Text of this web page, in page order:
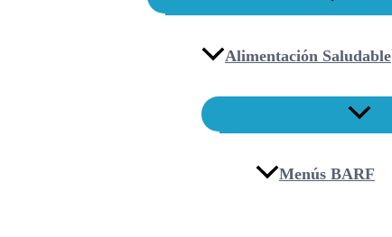
Alimentación Saludable
Menús BARF